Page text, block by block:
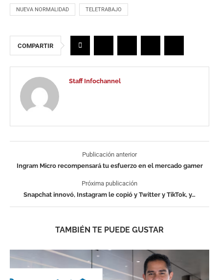
NUEVA NORMALIDAD TELETRABAJO
COMPARTIR
Staff Infochannel
Publicación anterior
Ingram Micro recompensará tu esfuerzo en el mercado gamer
Próxima publicación
Snapchat innovó, Instagram le copió y Twitter y TikTok, y…
TAMBIÉN TE PUEDE GUSTAR